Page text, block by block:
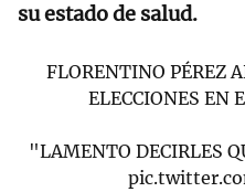
su estado de salud.
FLORENTINO PÉREZ
ELECCIONES EN
"LAMENTO DECIRLES